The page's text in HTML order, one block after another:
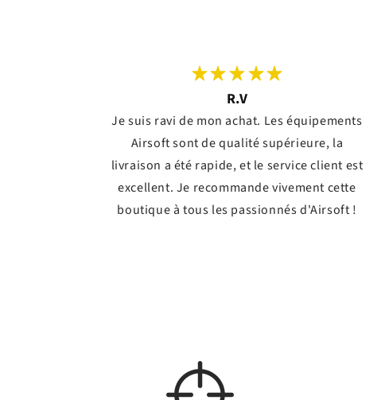
R.V
Je suis ravi de mon achat. Les équipements
Airsoft sont de qualité supérieure, la
livraison a été rapide, et le service client est
excellent. Je recommande vivement cette
boutique à tous les passionnés d'Airsoft !